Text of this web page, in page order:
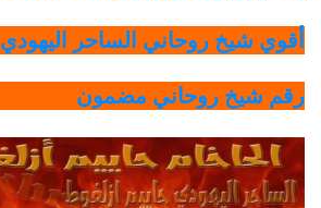
أقوي شيخ روحاني الساحر اليهودي
رقم شيخ روحاني مضمون